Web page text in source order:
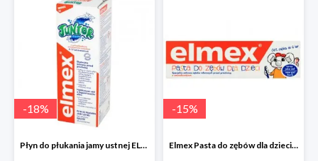
-18%
Płyn do płukania jamy ustnej ELMEX JUNIOR
-15%
Elmex Pasta do zębów dla dzieci z aminofluorkiem od 1 ząbka do 6 lat